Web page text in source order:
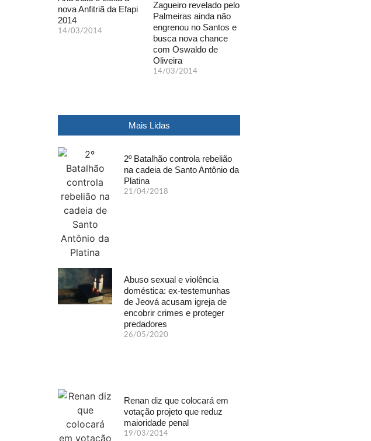
nova Anfitriã da Efapi
2014
14/03/2014
Zagueiro revelado pelo
Palmeiras ainda não
engrenou no Santos e
busca nova chance
com Oswaldo de
Oliveira
14/03/2014
Mais Lidas
2º Batalhão controla rebelião
na cadeia de Santo Antônio da
Platina
21/04/2018
Abuso sexual e violência
doméstica: ex-testemunhas
de Jeová acusam igreja de
encobrir crimes e proteger
predadores
26/05/2020
Renan diz que colocará em
votação projeto que reduz
maioridade penal
19/03/2014